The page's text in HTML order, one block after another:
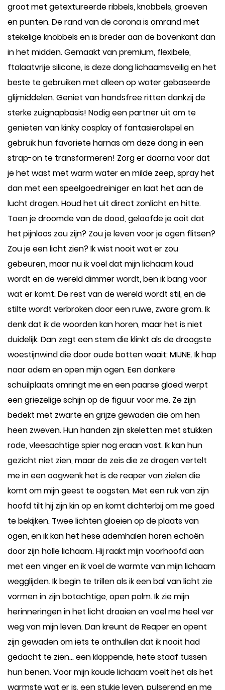
groot met getextureerde ribbels, knobbels, groeven
en punten. De rand van de corona is omrand met
stekelige knobbels en is breder aan de bovenkant dan
in het midden. Gemaakt van premium, flexibele,
ftalaatvrije silicone, is deze dong lichaamsveilig en het
beste te gebruiken met alleen op water gebaseerde
glijmiddelen. Geniet van handsfree ritten dankzij de
sterke zuignapbasis! Nodig een partner uit om te
genieten van kinky cosplay of fantasierolspel en
gebruik hun favoriete harnas om deze dong in een
strap-on te transformeren! Zorg er daarna voor dat
je het wast met warm water en milde zeep, spray het
dan met een speelgoedreiniger en laat het aan de
lucht drogen. Houd het uit direct zonlicht en hitte.
Toen je droomde van de dood, geloofde je ooit dat
het pijnloos zou zijn? Zou je leven voor je ogen flitsen?
Zou je een licht zien? Ik wist nooit wat er zou
gebeuren, maar nu ik voel dat mijn lichaam koud
wordt en de wereld dimmer wordt, ben ik bang voor
wat er komt. De rest van de wereld wordt stil, en de
stilte wordt verbroken door een ruwe, zware grom. Ik
denk dat ik de woorden kan horen, maar het is niet
duidelijk. Dan zegt een stem die klinkt als de droogste
woestijnwind die door oude botten waait: MIJNE. Ik hap
naar adem en open mijn ogen. Een donkere
schuilplaats omringt me en een paarse gloed werpt
een griezelige schijn op de figuur voor me. Ze zijn
bedekt met zwarte en grijze gewaden die om hen
heen zweven. Hun handen zijn skeletten met stukken
rode, vleesachtige spier nog eraan vast. Ik kan hun
gezicht niet zien, maar de zeis die ze dragen vertelt
me in een oogwenk het is de reaper van zielen die
komt om mijn geest te oogsten. Met een ruk van zijn
hoofd tilt hij zijn kin op en komt dichterbij om me goed
te bekijken. Twee lichten gloeien op de plaats van
ogen, en ik kan het hese ademhalen horen echoën
door zijn holle lichaam. Hij raakt mijn voorhoofd aan
met een vinger en ik voel de warmte van mijn lichaam
wegglijden. Ik begin te trillen als ik een bal van licht zie
vormen in zijn botachtige, open palm. Ik zie mijn
herinneringen in het licht draaien en voel me heel ver
weg van mijn leven. Dan kreunt de Reaper en opent
zijn gewaden om iets te onthullen dat ik nooit had
gedacht te zien... een kloppende, hete staaf tussen
hun benen. Voor mijn koude lichaam voelt het als het
warmste wat er is, een stukje leven, pulserend en me